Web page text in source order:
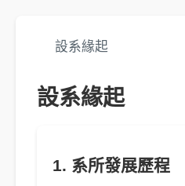
設系緣起
設系緣起
1. 系所發展歷程